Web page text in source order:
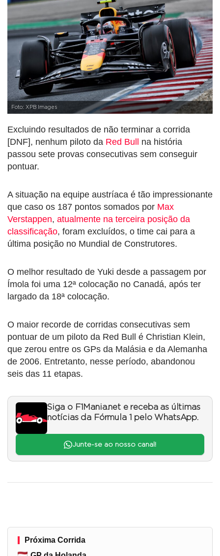
Foto: XPB Images
Excluindo resultados de não terminar a corrida
[DNF], nenhum piloto da Red Bull
na história
passou sete provas consecutivas sem conseguir
pontuar.
A situação na equipe austríaca é tão impressionante
que caso os 187 pontos somados por Max
Verstappen, atualmente na terceira posição da
classificação, foram excluídos, o time cai para a
última posição no Mundial de Construtores.
O melhor resultado de Yuki desde a passagem por
Ímola foi uma 12ª colocação no Canadá, após ter
largado da 18ª colocação.
O maior recorde de corridas consecutivas sem
pontuar de um piloto da Red Bull é Christian Klein,
que zerou entre os GPs da Malásia e da Alemanha
de 2006. Entretanto, nesse período, abandonou
seis das 11 etapas.
Siga o F1Mania.net e receba as últimas
notícias da Fórmula 1 pelo WhatsApp.
Junte-se ao nosso canal!
Próxima Corrida